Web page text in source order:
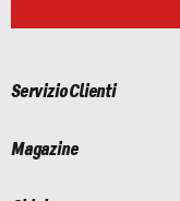
Servizio Clienti
Magazine